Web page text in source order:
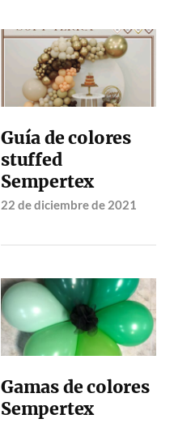
Guía de colores
stuffed
Sempertex
22 de diciembre de 2021
Gamas de colores
Sempertex